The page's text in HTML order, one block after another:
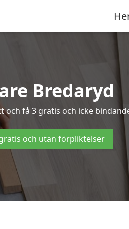
Bredaryd
få 3 gratis och icke
och utan förpliktelser